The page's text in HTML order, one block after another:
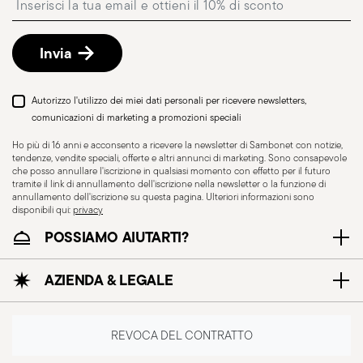
Resistente al lavaggio
Adatto al forno
Reso gratuito entro 30 giornidalla data di
spedizione/fatturazione seguendo la procedura
indicata nella pagina
Invia
Autorizzo l'utilizzo dei miei dati personali per ricevere newsletters,
comunicazioni di marketing a promozioni speciali
Ho più di 16 anni e acconsento a ricevere la newsletter di Sambonet con notizie,
tendenze, vendite speciali, offerte e altri annunci di marketing. Sono consapevole
che posso annullare l'iscrizione in qualsiasi momento con effetto per il futuro
tramite il link di annullamento dell'iscrizione nella newsletter o la funzione di
annullamento dell'iscrizione su questa pagina. Ulteriori informazioni sono
disponibili qui:privacy
POSSIAMO AIUTARTI?
AZIENDA & LEGALE
REVOCA DEL CONTRATTO